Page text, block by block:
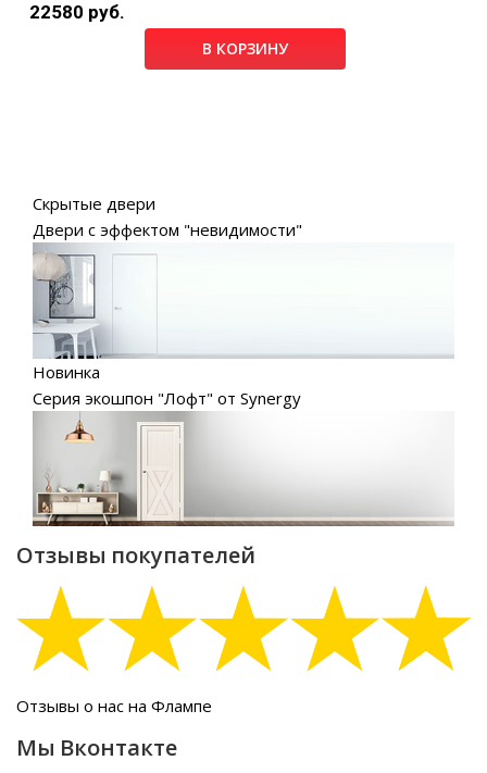
22580 руб.
В КОРЗИНУ
Скрытые двери
Двери с эффектом "невидимости"
Новинка
Серия экошпон "Лофт" от Synergy
Отзывы покупателей
Отзывы о нас на Флампе
Мы Вконтакте